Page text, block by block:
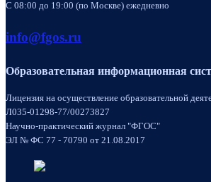
C 08:00 до 19:00 (по Москве) ежедневно
info@fgos.ru
Образовательная информационная
Лицензия на осуществление образовательной
Л035-01298-77/00273827
Научно-практический журнал "ФГОС"
ЭЛ № ФС 77 - 70790 от 21.08.2017